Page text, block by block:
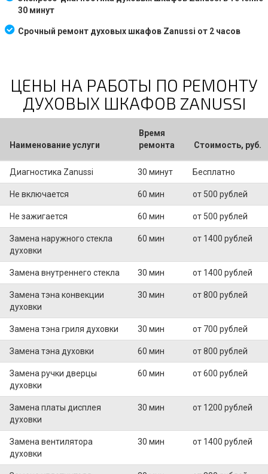
30 минут
Срочный ремонт духовых шкафов Zanussi от 2 часов
ЦЕНЫ НА РАБОТЫ ПО РЕМОНТУ
ДУХОВЫХ ШКАФОВ ZANUSSI
Наименование услуги
Время
ремонта
Стоимость, руб.
Диагностика Zanussi 30 минут Бесплатно
Не включается 60 мин от 500 рублей
Не зажигается 60 мин от 500 рублей
Замена наружного стекла
духовки
60 мин от 1400 рублей
Замена внутреннего стекла 30 мин от 1400 рублей
Замена тэна конвекции
духовки
30 мин от 800 рублей
Замена тэна гриля духовки 30 мин от 700 рублей
Замена тэна духовки 60 мин от 800 рублей
Замена ручки дверцы
духовки
60 мин от 600 рублей
Замена платы дисплея
духовки
30 мин от 1200 рублей
Замена вентилятора
духовки
30 мин от 1400 рублей